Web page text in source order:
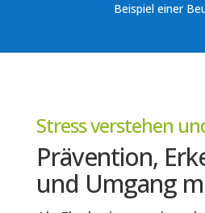
Beispiel einer
Stress verstehen
Prävention,
und Umgang